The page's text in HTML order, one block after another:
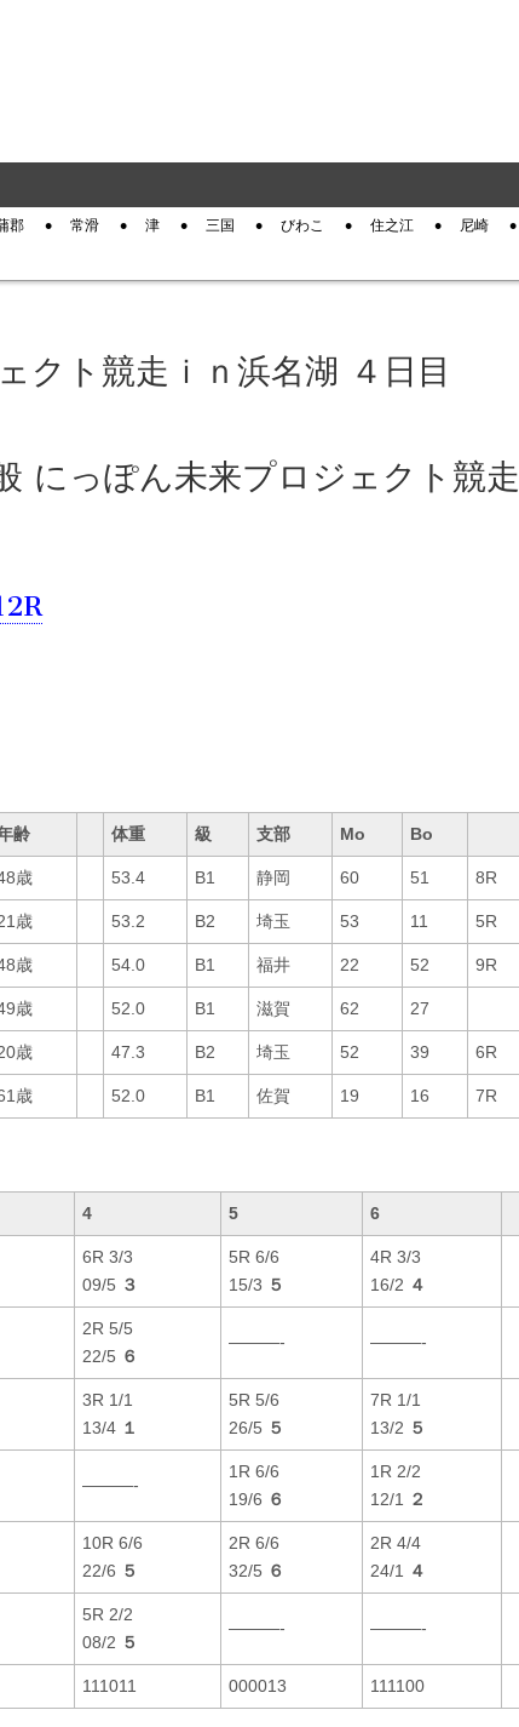
郡 常滑 津 三国 びわこ 住之江 尼崎
ト競走ｉｎ浜名湖 ４日目
っぽん未来プロジェクト競走
齢 体重 級 支部 Mo Bo
歳 53.4 B1 静岡 60 51 8R
歳 53.2 B2 埼玉 53 11 5R
歳 54.0 B1 福井 22 52 9R
歳 52.0 B1 滋賀 62 27
歳 47.3 B2 埼玉 52 39 6R
歳 52.0 B1 佐賀 19 16 7R
4 5 6
6R 3/3
09/5 ３
5R 6/6
15/3 ５
4R 3/3
16/2 ４
2R 5/5
22/5 ６
———- ———-
3R 1/1
13/4 １
5R 5/6
26/5 ５
7R 1/1
13/2 ５
———-
1R 6/6
19/6 ６
1R 2/2
12/1
２
10R 6/6
22/6 ５
2R 6/6
32/5 ６
2R 4/4
24/1
４
5R 2/2
08/2 ５
———- ———-
111011 000013 111100